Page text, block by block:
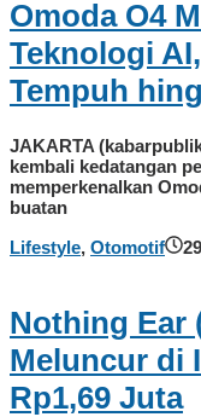
Omoda O4
Teknologi
Tempuh
JAKARTA
kembali kedatangan
memperkenalkan
buatan
Lifestyle, Otomotif
Nothing Ear
Meluncur di
Rp1,69 Juta